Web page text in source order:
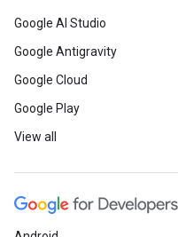
Google AI Studio
Google Antigravity
Google Cloud
Google Play
View all